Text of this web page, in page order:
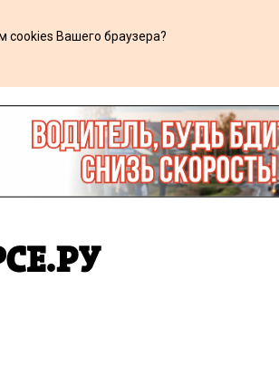
cookies Вашего браузера?